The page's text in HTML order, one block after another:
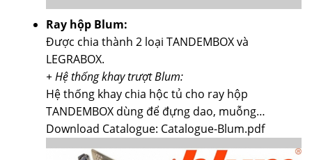
Ray hộp Blum:
Được chia thành 2 loại TANDEMBOX và
LEGRABOX.
+ Hệ thống khay trượt Blum:
Hệ thống khay chia hộc tủ cho ray hộp
TANDEMBOX dùng để đựng dao, muỗng…
Download Catalogue: Catalogue-Blum.pdf